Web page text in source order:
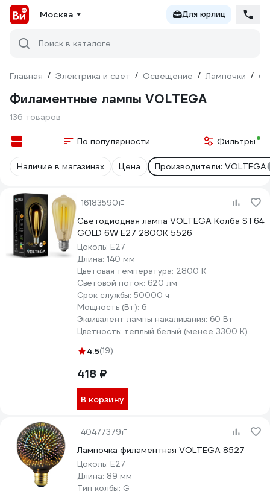
Москва Для юрлиц
Поиск в каталоге
Главная / Электрика и свет / Освещение / Лампочки /
Филаментные лампы VOLTEGA
136 товаров
По популярности Фильтры
Наличие в магазинах Цена Производители: VOLTEGA
16183590
Светодиодная лампа VOLTEGA Колба ST64
GOLD 6W Е27 2800К 5526
Цоколь: E27
Длина: 140 мм
Цветовая температура: 2800 К
Световой поток: 620 лм
Срок службы: 50000 ч
Мощность (Вт): 6
Эквивалент лампы накаливания: 60 Вт
Цветность: теплый белый (менее 3300 К)
4.5(19)
418 ₽
В корзину
40477379
Лампочка филаментная VOLTEGA 8527
Цоколь: E27
Длина: 89 мм
Тип колбы: G